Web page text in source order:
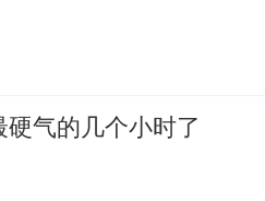
气的几个小时了